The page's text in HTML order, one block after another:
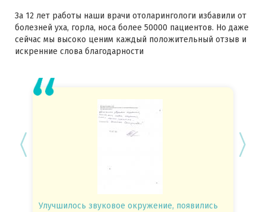
За 12 лет работы наши врачи отоларингологи избавили от
болезней уха, горла, носа более 50000 пациентов. Но даже
сейчас мы высоко ценим каждый положительный отзыв и
искренние слова благодарности
Улучшилось звуковое окружение, появились